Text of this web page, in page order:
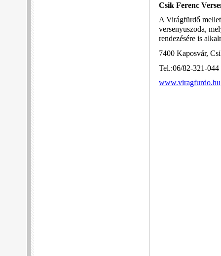
Csik Ferenc
A Virágfürdő
versenyuszoda,
rendezésére is
7400 Kaposvár,
Tel.:06/82-321-044
www.viragfurdo.hu